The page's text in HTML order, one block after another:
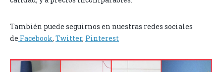
También puede seguirnos en nuestras redes sociales
de Facebook, Twitter, Pinterest